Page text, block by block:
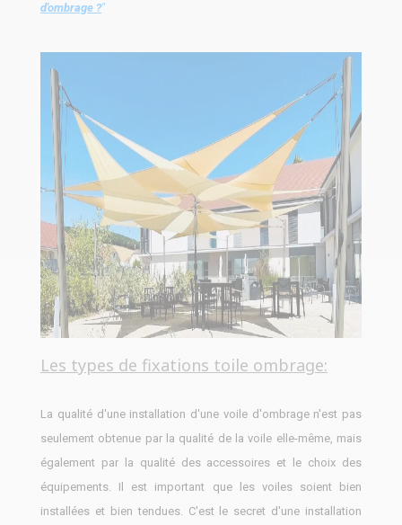
d'ombrage ?"
Les types de fixations toile ombrage:
La qualité d'une installation d'une voile d'ombrage n'est pas
seulement obtenue par la qualité de la voile elle-même, mais
également par la qualité des accessoires et le choix des
équipements. Il est important que les voiles soient bien
installées et bien tendues. C'est le secret d'une installation